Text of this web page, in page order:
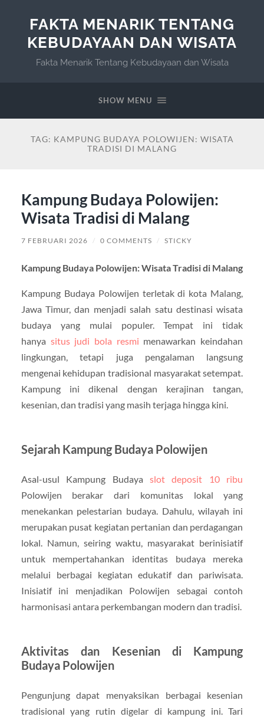
FAKTA MENARIK TENTANG
KEBUDAYAAN DAN WISATA
Fakta Menarik Tentang Kebudayaan dan Wisata
SHOW MENU
TAG: KAMPUNG BUDAYA POLOWIJEN: WISATA
TRADISI DI MALANG
Kampung Budaya Polowijen:
Wisata Tradisi di Malang
7 FEBRUARI 2026 / 0 COMMENTS / STICKY
Kampung Budaya Polowijen: Wisata Tradisi di Malang
Kampung Budaya Polowijen terletak di kota Malang,
Jawa Timur, dan menjadi salah satu destinasi wisata
budaya yang mulai populer. Tempat ini tidak
hanya situs judi bola resmi menawarkan keindahan
lingkungan, tetapi juga pengalaman langsung
mengenai kehidupan tradisional masyarakat setempat.
Kampung ini dikenal dengan kerajinan tangan,
kesenian, dan tradisi yang masih terjaga hingga kini.
Sejarah Kampung Budaya Polowijen
Asal-usul Kampung Budaya slot deposit 10 ribu
Polowijen berakar dari komunitas lokal yang
menekankan pelestarian budaya. Dahulu, wilayah ini
merupakan pusat kegiatan pertanian dan perdagangan
lokal. Namun, seiring waktu, masyarakat berinisiatif
untuk mempertahankan identitas budaya mereka
melalui berbagai kegiatan edukatif dan pariwisata.
Inisiatif ini menjadikan Polowijen sebagai contoh
harmonisasi antara perkembangan modern dan tradisi.
Aktivitas dan Kesenian di Kampung
Budaya Polowijen
Pengunjung dapat menyaksikan berbagai kesenian
tradisional yang rutin digelar di kampung ini. Tari